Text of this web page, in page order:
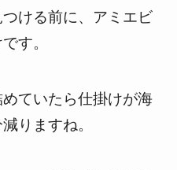
ける前に、アミエビ
す。
ていたら仕掛けが海
りますね。